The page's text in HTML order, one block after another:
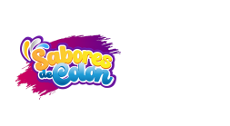
Skip
to
content